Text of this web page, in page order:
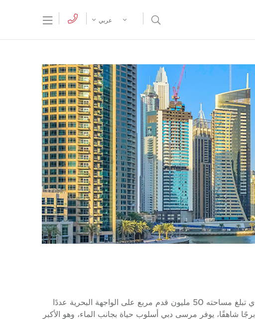
Menu Open Search Menu
عربي
يعد مرسى دبي أحد أكبر وأفخم مجتمعات الواجهة البحرية في العالم التي طورتها شركة إعمار. يضم هذا المجتمع الذي تبلغ مساحته 50 مليون قدم مربع على الواجهة البحرية عددًا
من الفنادق الفاخرة والمجمعات السكنية الشاهقة والتطورات. مع أكثر من 37,000 وحدة سكنية موزعة على 180 برجًا شاهقًا، يوفر مرسى دبي أسلوب حياة بجانب الماء، وهو الأكبر